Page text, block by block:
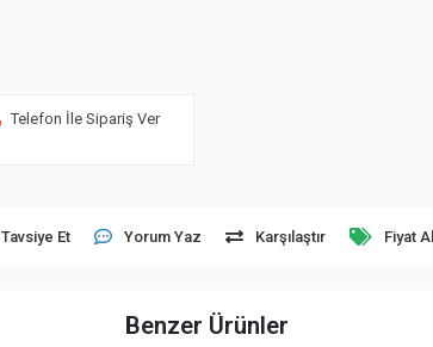
Telefon İle Sipariş Ver
Tavsiye Et Yorum Yaz Karşılaştır Fiyat
Benzer Ürünler